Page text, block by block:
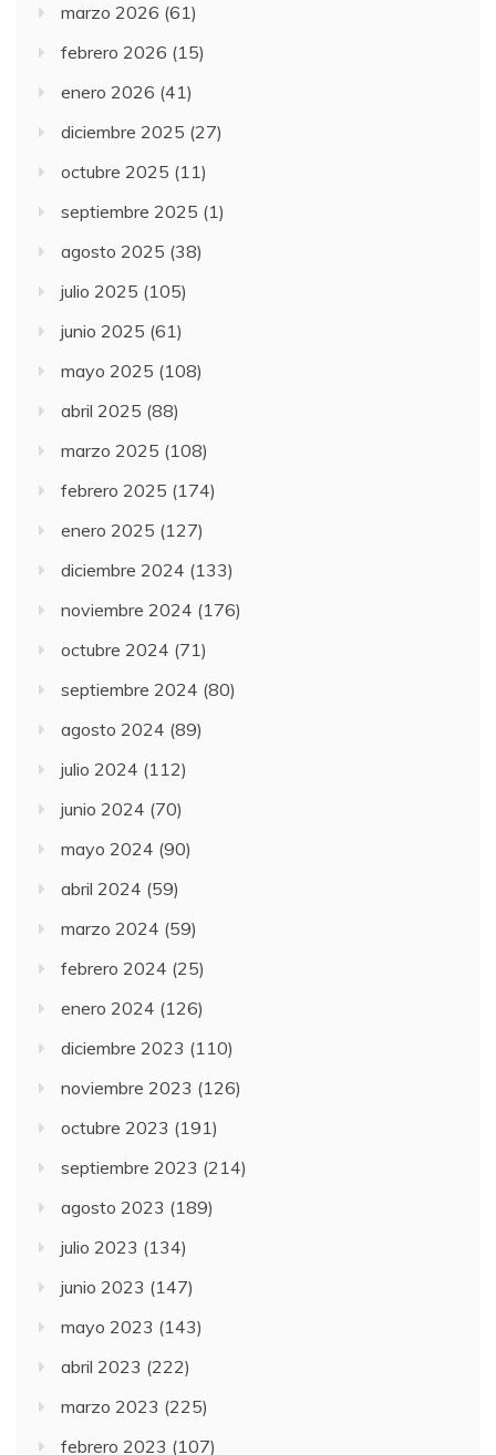
marzo 2026 (61)
febrero 2026 (15)
enero 2026 (41)
diciembre 2025 (27)
octubre 2025 (11)
septiembre 2025 (1)
agosto 2025 (38)
julio 2025 (105)
junio 2025 (61)
mayo 2025 (108)
abril 2025 (88)
marzo 2025 (108)
febrero 2025 (174)
enero 2025 (127)
diciembre 2024 (133)
noviembre 2024 (176)
octubre 2024 (71)
septiembre 2024 (80)
agosto 2024 (89)
julio 2024 (112)
junio 2024 (70)
mayo 2024 (90)
abril 2024 (59)
marzo 2024 (59)
febrero 2024 (25)
enero 2024 (126)
diciembre 2023 (110)
noviembre 2023 (126)
octubre 2023 (191)
septiembre 2023 (214)
agosto 2023 (189)
julio 2023 (134)
junio 2023 (147)
mayo 2023 (143)
abril 2023 (222)
marzo 2023 (225)
febrero 2023 (107)